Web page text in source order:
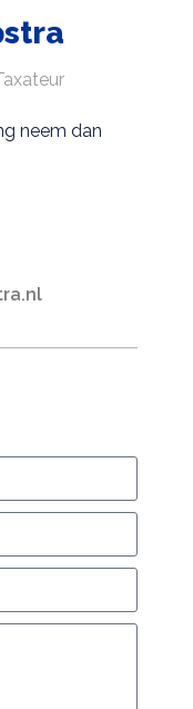
neem dan